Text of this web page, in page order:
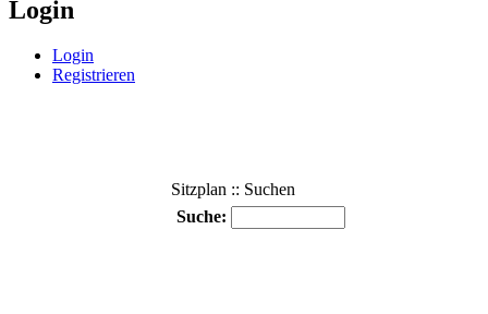
Login
Login
Registrieren
Sitzplan :: Suchen
Suche: